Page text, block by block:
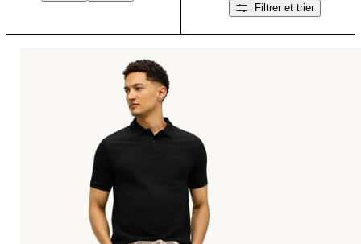
Filtrer et trier